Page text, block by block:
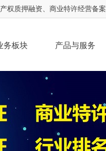
权质押融资、商业特许经营备案
务板块 产品与服务